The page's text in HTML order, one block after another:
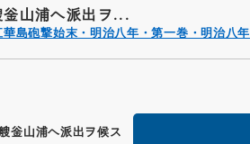
山浦ヘ派出ヲ...
島砲撃始末・明治八年・第一巻・明治八年
釡山浦ヘ派出ヲ候ス